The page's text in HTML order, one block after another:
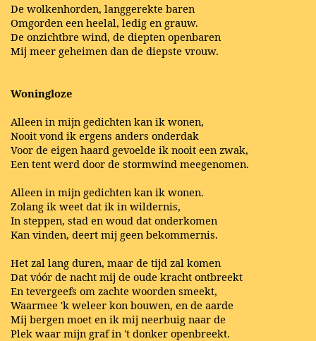
De wolkenhorden, langgerekte baren
Omgorden een heelal, ledig en grauw.
De onzichtbre wind, de diepten openbaren
Mij meer geheimen dan de diepste vrouw.
Woningloze
Alleen in mijn gedichten kan ik wonen,
Nooit vond ik ergens anders onderdak
Voor de eigen haard gevoelde ik nooit een zwak,
Een tent werd door de stormwind meegenomen.
Alleen in mijn gedichten kan ik wonen.
Zolang ik weet dat ik in wildernis,
In steppen, stad en woud dat onderkomen
Kan vinden, deert mij geen bekommernis.
Het zal lang duren, maar de tijd zal komen
Dat vóór de nacht mij de oude kracht ontbreekt
En tevergeefs om zachte woorden smeekt,
Waarmee 'k weleer kon bouwen, en de aarde
Mij bergen moet en ik mij neerbuig naar de
Plek waar mijn graf in 't donker openbreekt.